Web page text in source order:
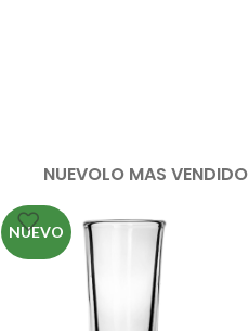
NUEVOLO MAS VENDIDO
NUEVO